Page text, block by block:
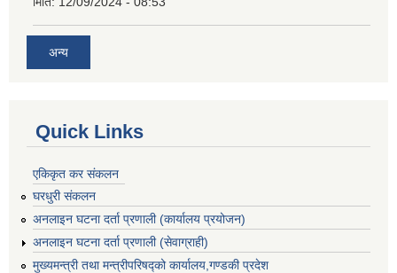
अन्य
Quick Links
एकिकृत कर संकलन
घरधुरी संकलन
अनलाइन घटना दर्ता प्रणाली (कार्यालय प्रयोजन)
अनलाइन घटना दर्ता प्रणाली (सेवाग्राही)
मुख्यमन्त्री तथा मन्त्रीपरिषद्को कार्यालय,गण्डकी प्रदेश